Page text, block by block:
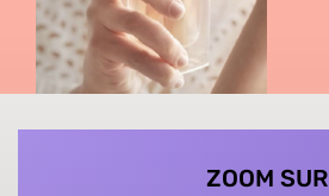
ZOOM SUR